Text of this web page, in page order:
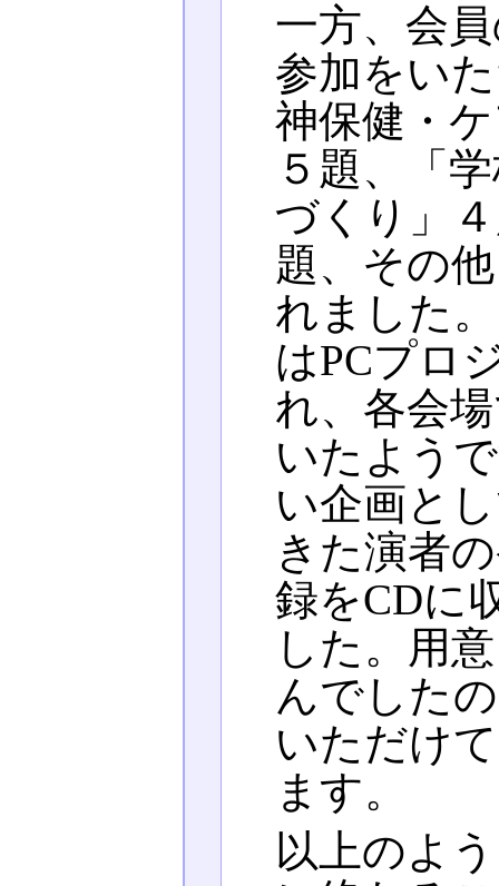
一方、会
参加をい
神保健・
５題、「
づくり」
題、その
れました
はPCプロ
れ、各会
いたよう
い企画と
きた演者
録をCDに
した。用
んでした
いただけ
ます。
以上のよ